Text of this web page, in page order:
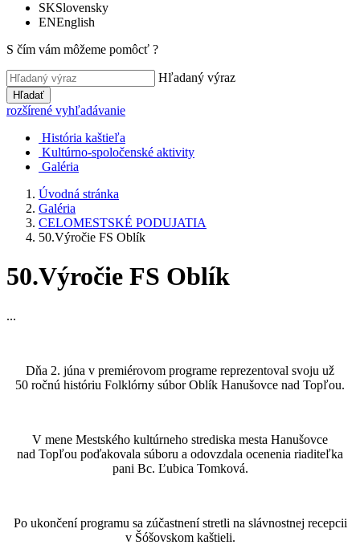
SKSlovensky
ENEnglish
S čím vám môžeme pomôcť ?
Hľadaný výraz
Hľadať
rozšírené vyhľadávanie
História kaštieľa
Kultúrno-spoločenské aktivity
Galéria
Úvodná stránka
Galéria
CELOMESTSKÉ PODUJATIA
50.Výročie FS Oblík
50.Výročie FS Oblík
...
Dňa 2. júna v premiérovom programe reprezentoval svoju už
50 ročnú históriu Folklórny súbor Oblík Hanušovce nad Topľou.
V mene Mestského kultúrneho strediska mesta Hanušovce
nad Topľou poďakovala súboru a odovzdala ocenenia riaditeľka
pani Bc. Ľubica Tomková.
Po ukončení programu sa zúčastnení stretli na slávnostnej recepcii
v Šóšovskom kaštieli.